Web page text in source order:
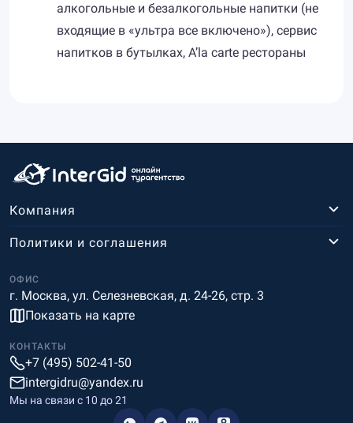
алкогольные и безалкогольные напитки (не
входящие в «ультра все включено»), сервис
напитков в бутылках, A’la carte рестораны
Компания
ОФИС
г. Москва, ул. Селезневская, д. 24-26, стр. 3
Показать на карте
Политики и соглашения
КОНТАКТЫ
+7 (495) 502-41-50
intergidru@yandex.ru
Мы на связи c 10 до 21